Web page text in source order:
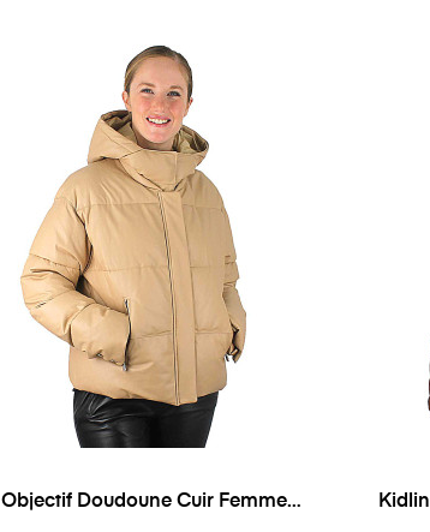
Objectif Doudoune Cuir Femme